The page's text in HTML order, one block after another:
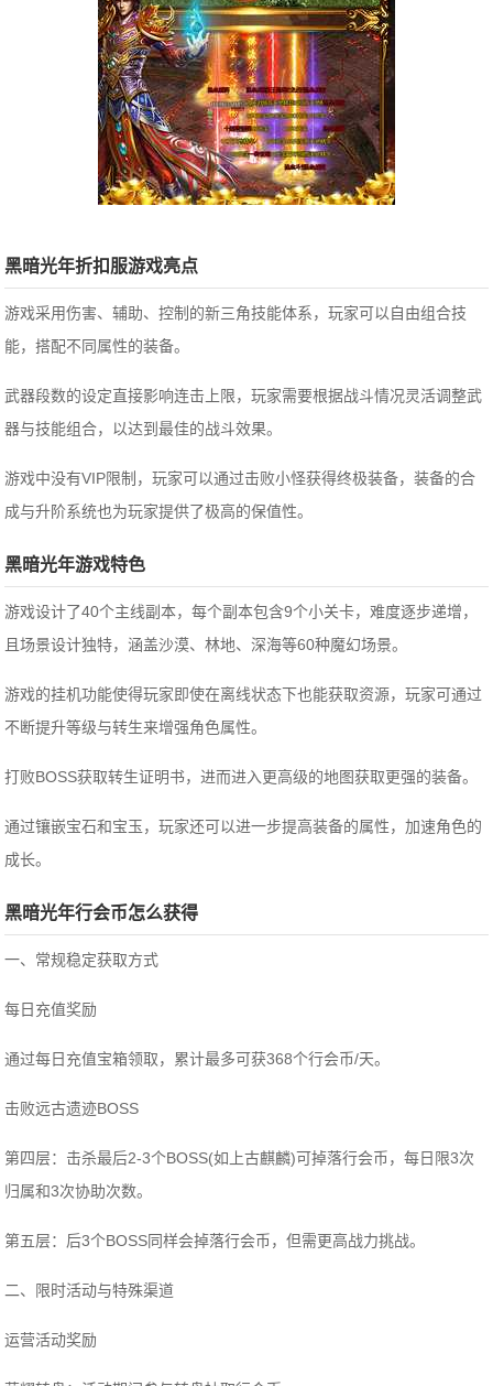
黑暗光年折扣服游戏亮点
游戏采用伤害、辅助、控制的新三角技能体系，玩家可以自由组合技
能，搭配不同属性的装备。
武器段数的设定直接影响连击上限，玩家需要根据战斗情况灵活调整武
器与技能组合，以达到最佳的战斗效果。
游戏中没有VIP限制，玩家可以通过击败小怪获得终极装备，装备的合
成与升阶系统也为玩家提供了极高的保值性。
黑暗光年游戏特色
游戏设计了40个主线副本，每个副本包含9个小关卡，难度逐步递增，
且场景设计独特，涵盖沙漠、林地、深海等60种魔幻场景。
游戏的挂机功能使得玩家即使在离线状态下也能获取资源，玩家可通过
不断提升等级与转生来增强角色属性。
打败BOSS获取转生证明书，进而进入更高级的地图获取更强的装备。
通过镶嵌宝石和宝玉，玩家还可以进一步提高装备的属性，加速角色的
成长。
黑暗光年行会币怎么获得
一、常规稳定获取方式
‌每日充值奖励‌
通过每日充值宝箱领取，累计最多可获368个行会币/天‌。
‌击败远古遗迹BOSS‌
‌第四层‌：击杀最后2-3个BOSS(如上古麒麟)可掉落行会币，每日限3次
归属和3次协助次数‌。
‌第五层‌：后3个BOSS同样会掉落行会币，但需更高战力挑战‌。
二、限时活动与特殊渠道
‌运营活动奖励‌